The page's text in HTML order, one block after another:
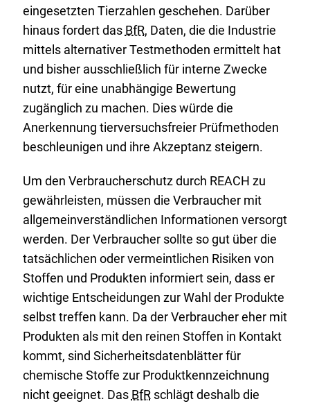
eingesetzten Tierzahlen geschehen. Darüber
hinaus fordert das BfR, Daten, die die Industrie
mittels alternativer Testmethoden ermittelt hat
und bisher ausschließlich für interne Zwecke
nutzt, für eine unabhängige Bewertung
zugänglich zu machen. Dies würde die
Anerkennung tierversuchsfreier Prüfmethoden
beschleunigen und ihre Akzeptanz steigern.
Um den Verbraucherschutz durch REACH zu
gewährleisten, müssen die Verbraucher mit
allgemeinverständlichen Informationen versorgt
werden. Der Verbraucher sollte so gut über die
tatsächlichen oder vermeintlichen Risiken von
Stoffen und Produkten informiert sein, dass er
wichtige Entscheidungen zur Wahl der Produkte
selbst treffen kann. Da der Verbraucher eher mit
Produkten als mit den reinen Stoffen in Kontakt
kommt, sind Sicherheitsdatenblätter für
chemische Stoffe zur Produktkennzeichnung
nicht geeignet. Das BfRschlägt deshalb die